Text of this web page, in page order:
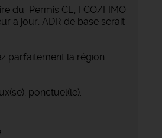
du Permis CE, FCO/FIMO
a jour, ADR de base serait
parfaitement la région
ponctuel(le).